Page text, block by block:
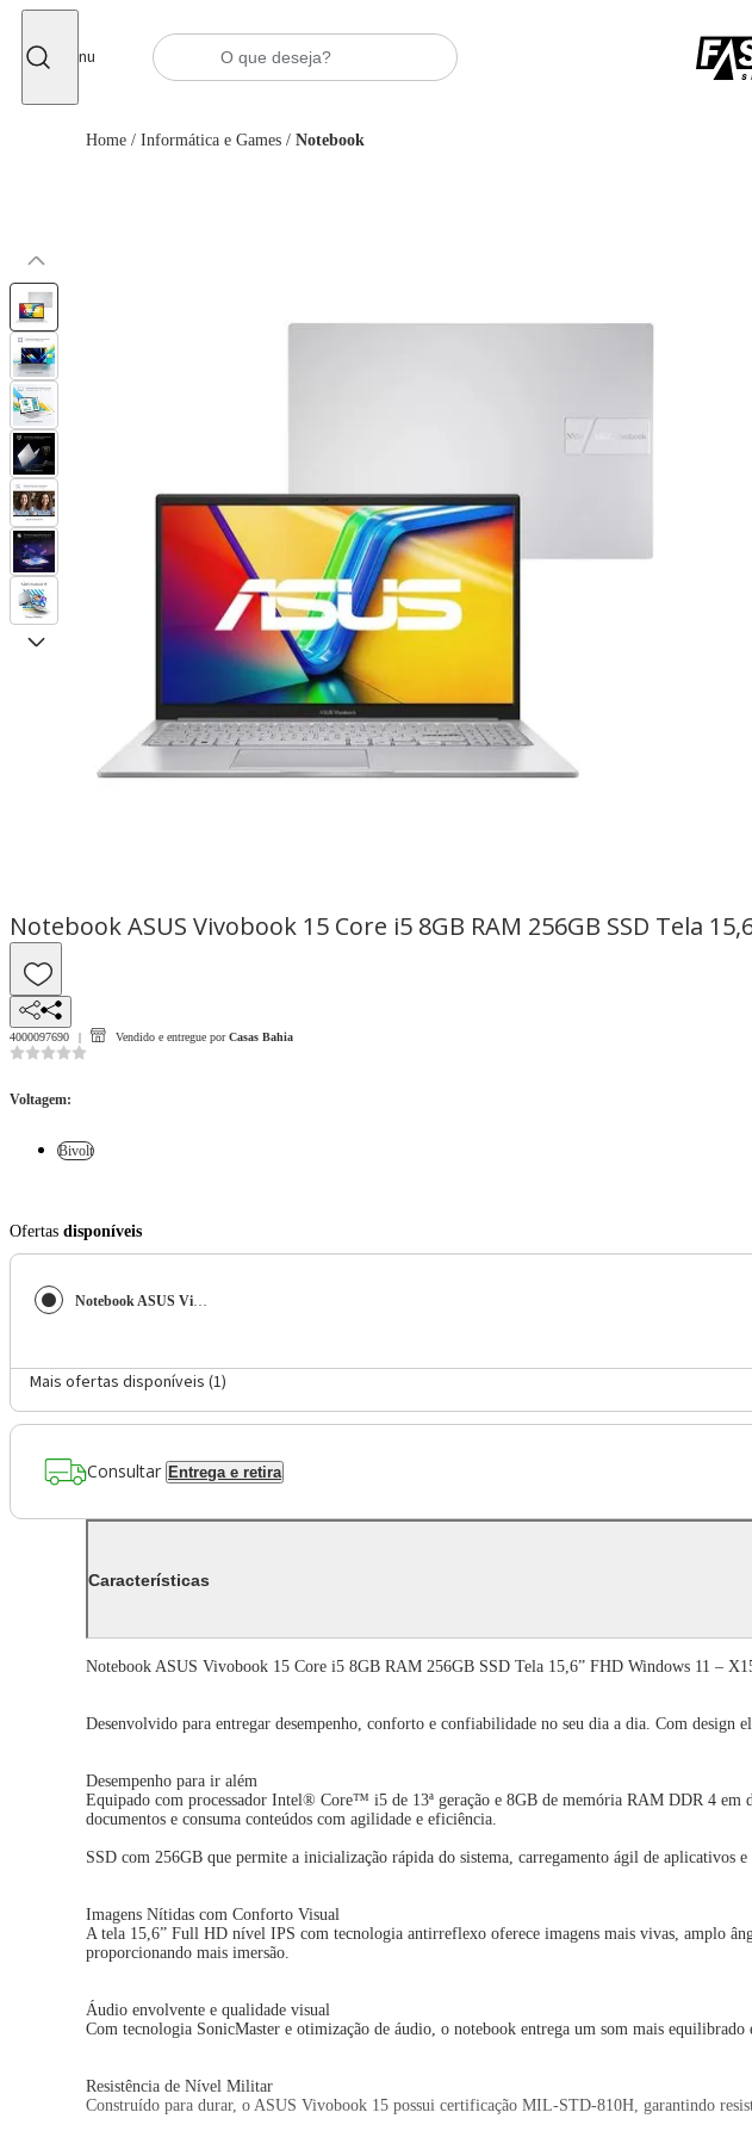
Menu
Home / Informática e Games / Notebook
Notebook ASUS Vivobook 15 Core i5 8GB RAM 256GB SSD Tela
4000097690 Vendido e entregue por Casas Bahia
Voltagem:
Bivolt
Ofertas disponíveis
Notebook ASUS Vivobook 15 Core i5 8GB RAM 256GB SSD Tela 15,6” FHD Windows 11 – X1504VA-NJ1738W
Mais ofertas disponíveis (1)
Consultar Entrega e retira
Características
Notebook ASUS Vivobook 15 Core i5 8GB RAM 256GB SSD Tela 15,6” FHD Windows 11 –
Desenvolvido para entregar desempenho, conforto e confiabilidade no seu dia a dia. Com design
Desempenho para ir além
Equipado com processador Intel® Core™ i5 de 13ª geração e 8GB de memória RAM DDR 4 em
documentos e consuma conteúdos com agilidade e eficiência.
SSD com 256GB que permite a inicialização rápida do sistema, carregamento ágil de
Imagens Nítidas com Conforto Visual
A tela 15,6” Full HD nível IPS com tecnologia antirreflexo oferece imagens mais vivas, amplo
proporcionando mais imersão.
Áudio envolvente e qualidade visual
Com tecnologia SonicMaster e otimização de áudio, o notebook entrega um som mais equilibrado
Resistência de Nível Militar
Construído para durar, o ASUS Vivobook 15 possui certificação MIL-STD-810H, garantindo